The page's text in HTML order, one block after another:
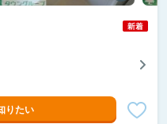
りたい